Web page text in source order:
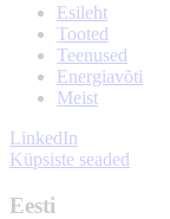
Esileht
Tooted
Teenused
Energiavõti
Meist
LinkedIn
Küpsiste seaded
Eesti